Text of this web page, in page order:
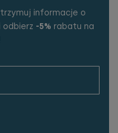
informacje o
odbierz -5% rabatu na